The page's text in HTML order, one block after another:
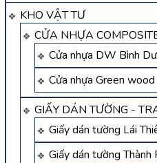
KHO VẬT TƯ
CỬA NHỰA
Cửa nhựa DW Bình
Cửa nhựa Green wood
GIẤY DÁN TƯỜNG -
Giấy dán tường Lái
Giấy dán tường Thành